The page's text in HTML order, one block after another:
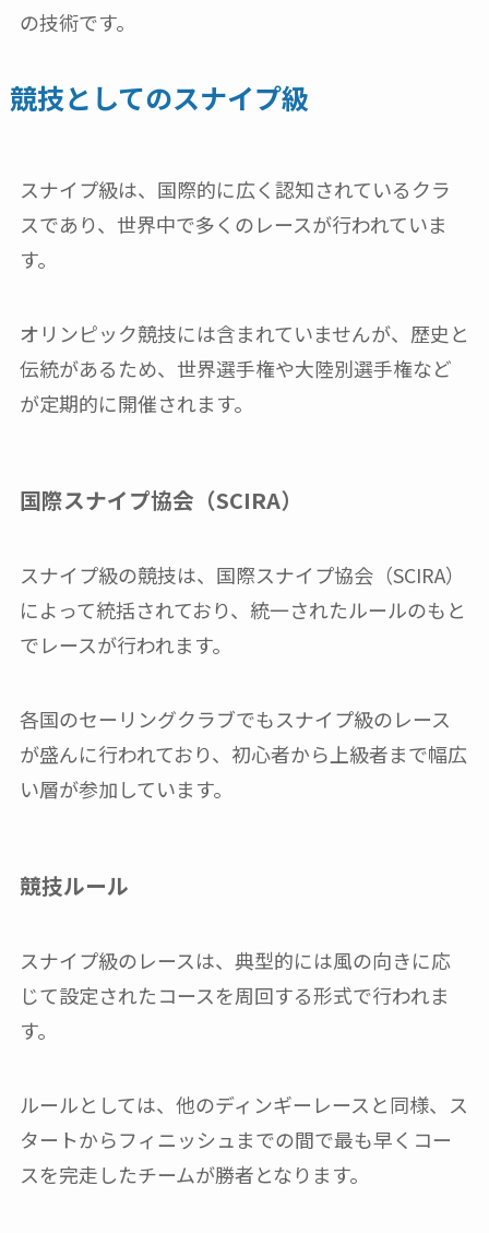
の技術です。
競技としてのスナイプ級
スナイプ級は、国際的に広く認知されているクラ
スであり、世界中で多くのレースが行われていま
す。
オリンピック競技には含まれていませんが、歴史と
伝統があるため、世界選手権や大陸別選手権など
が定期的に開催されます。
国際スナイプ協会（SCIRA）
スナイプ級の競技は、国際スナイプ協会（SCIRA）
によって統括されており、統一されたルールのもと
でレースが行われます。
各国のセーリングクラブでもスナイプ級のレース
が盛んに行われており、初心者から上級者まで幅広
い層が参加しています。
競技ルール
スナイプ級のレースは、典型的には風の向きに応
じて設定されたコースを周回する形式で行われま
す。
ルールとしては、他のディンギーレースと同様、ス
タートからフィニッシュまでの間で最も早くコー
スを完走したチームが勝者となります。